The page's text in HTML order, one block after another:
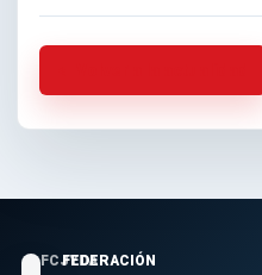
FCJYDA
FEDERACIÓN